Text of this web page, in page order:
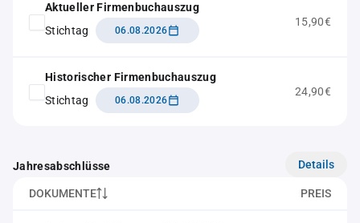
Aktueller Firmenbuchauszug
Stichtag
06.08.2026
15,90€
Historischer Firmenbuchauszug
Stichtag
06.08.2026
24,90€
Jahresabschlüsse Details
DOKUMENTE PREIS